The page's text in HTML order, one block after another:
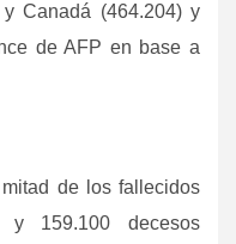
Canadá (464.204) y
de AFP en base a
de los fallecidos
159.100 decesos